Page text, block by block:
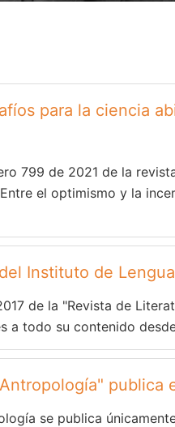
para la ciencia
799 de 2021 de la
el optimismo y la
Instituto de
de la "Revista de
a todo su contenido
publica
se publica